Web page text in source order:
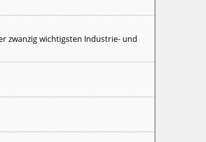
zwanzig wichtigsten Industrie- und